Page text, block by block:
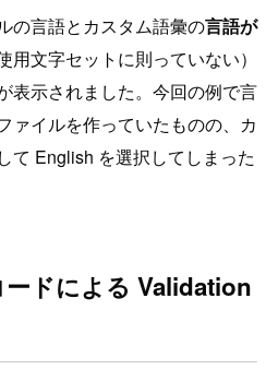
の言語とカスタム語彙の言語が
用文字セットに則っていない）
表示されました。今回の例で言
ァイルを作っていたものの、カ
て English を選択してしまった
ドによる Validation